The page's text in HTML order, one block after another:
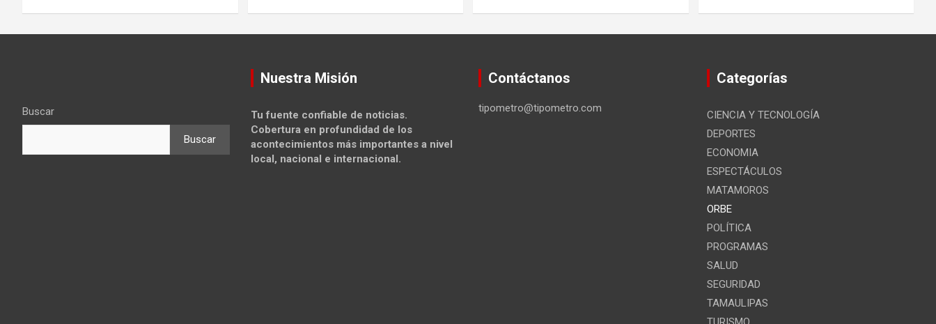
Buscar
Buscar
Nuestra Misión
Tu fuente confiable de noticias.
Cobertura en profundidad de los
acontecimientos más importantes a nivel
local, nacional e internacional.
Contáctanos
tipometro@tipometro.com
Categorías
CIENCIA Y TECNOLOGÍA
DEPORTES
ECONOMIA
ESPECTÁCULOS
MATAMOROS
ORBE
POLÍTICA
PROGRAMAS
SALUD
SEGURIDAD
TAMAULIPAS